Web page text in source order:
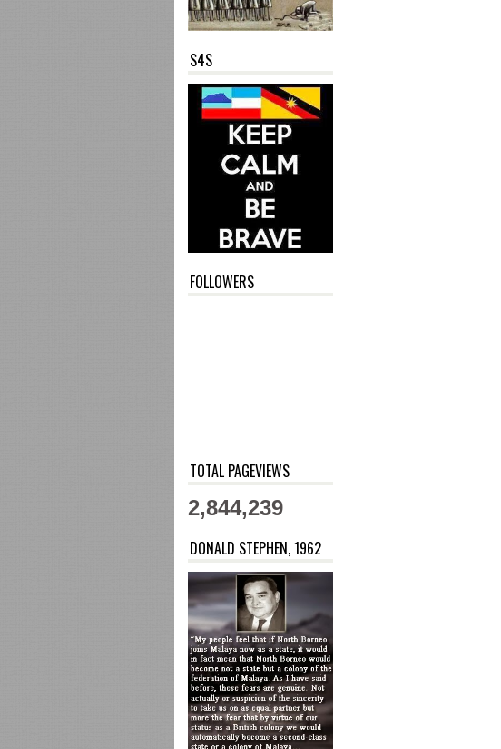
S4S
FOLLOWERS
TOTAL PAGEVIEWS
2,844,239
DONALD STEPHEN, 1962